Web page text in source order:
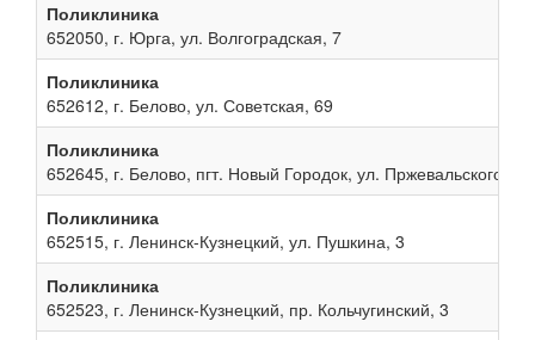
Поликлиника
652050, г. Юрга, ул. Волгоградская, 7
Поликлиника
652612, г. Белово, ул. Советская, 69
Поликлиника
652645, г. Белово, пгт. Новый Городок, ул. Пржевальского, 13
Поликлиника
652515, г. Ленинск-Кузнецкий, ул. Пушкина, 3
Поликлиника
652523, г. Ленинск-Кузнецкий, пр. Кольчугинский, 3